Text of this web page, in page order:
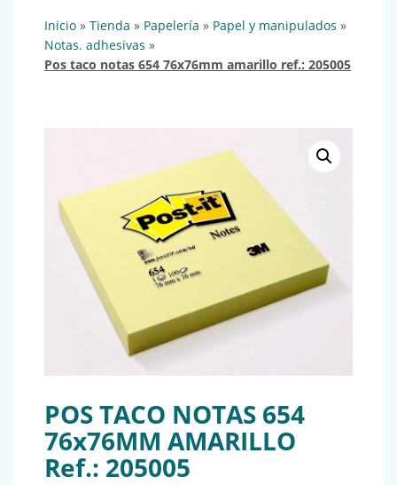
inicio » tienda » papelería » papel y manipulados »
notas. adhesivas »
pos taco notas 654 76x76mm amarillo ref.: 205005
POS TACO NOTAS 654
76x76MM AMARILLO
Ref.: 205005